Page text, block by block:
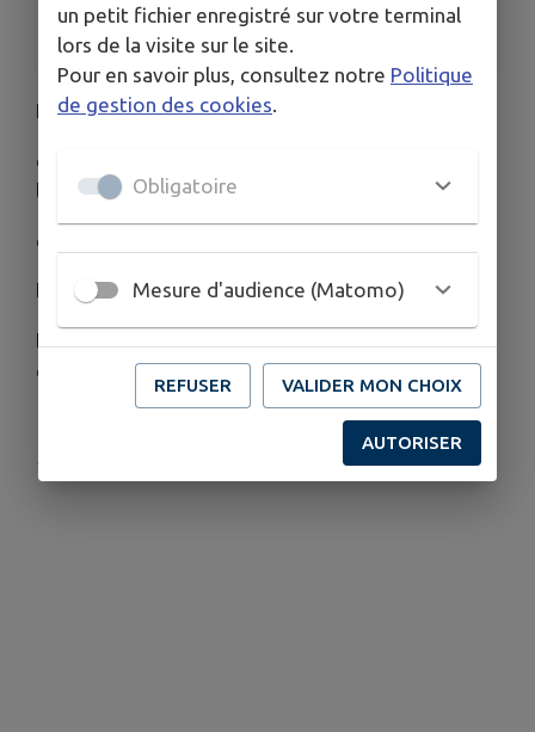
DATES
Du mer. 18 juin au dim. 20 juil.
Partir en Livre du 18 juin au 20 juillet
du 2 au 29 juin Concours de photo un cheval un
livre
du 1er au 20 juillet Exposition itinérante
le 8 juillet remise du prix Concours un jour un livre
le 9 juillet rencontre avec Léopoldine Desprez aux
écuries de la Chevellerie à Ste Scolasse sur Sarthe
un petit fichier enregistré sur votre terminal
lors de la visite sur le site.
Pour en savoir plus, consultez notre Politique
de gestion des cookies
Obligatoire
Mesure d'audience (Matomo)
REFUSER VALIDER MON CHOIX
AUTORISER